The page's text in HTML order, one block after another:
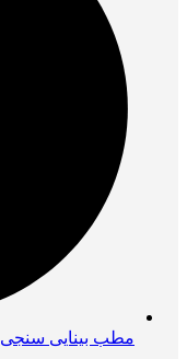
مطب بینایی سنجی